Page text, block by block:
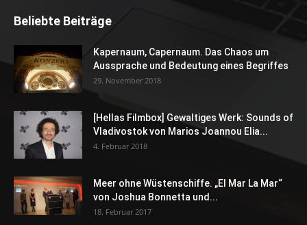
Beliebte Beiträge
Kapernaum, Capernaum. Das Chaos um
Aussprache und Bedeutung eines Begriffes
29. November 2018
[Hellas Filmbox] Gewaltiges Werk: Sounds of
Vladivostok von Marios Joannou Elia...
4. Februar 2018
Meer ohne Wüstenschiffe. „El Mar La Mar“
von Joshua Bonnetta und...
18. Februar 2017